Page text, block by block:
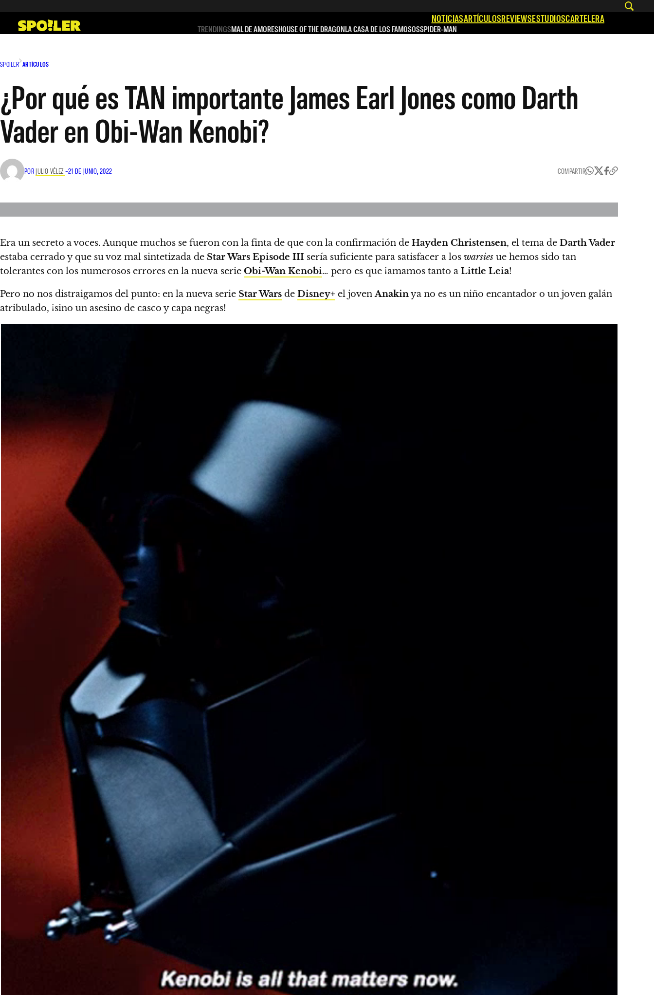
contenido
NOTICIASARTÍCULOSREVIEWSESTUDIOSCARTELERA
TRENDINGSMAL DE AMORESHOUSE OF THE DRAGONLA CASA DE LOS FAMOSOSSPIDER-MAN
SPOILER ARTÍCULOS
¿Por qué es TAN importante James Earl Jones como Darth
Vader en Obi-Wan Kenobi?
POR JULIO VÉLEZ –21 DE JUNIO, 2022 COMPARTIR
Era un secreto a voces. Aunque muchos se fueron con la finta de que con la confirmación de Hayden Christensen, el tema de Darth Vader
estaba cerrado y que su voz mal sintetizada de Star Wars Episode III sería suficiente para satisfacer a los warsies ue hemos sido tan
tolerantes con los numerosos errores en la nueva serie Obi-Wan Kenobi… pero es que ¡amamos tanto a Little Leia!
Pero no nos distraigamos del punto: en la nueva serie Star Wars de Disney+ el jovenAnakinya no es un niño encantador o un joven galán
atribulado, ¡sino un asesino de casco y capa negras!